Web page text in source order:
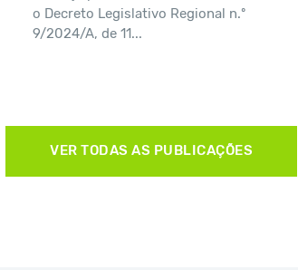
o Decreto Legislativo Regional n.º
9/2024/A, de 11...
VER TODAS AS PUBLICAÇÕES